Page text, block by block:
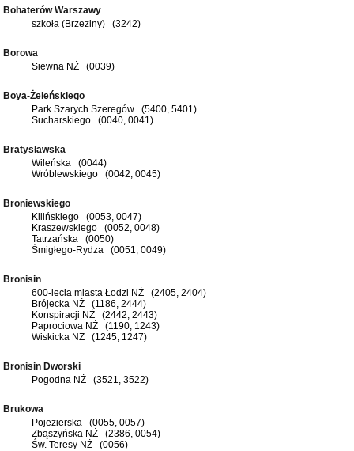
Bohaterów Warszawy
szkoła (Brzeziny) (3242)
Borowa
Siewna NŻ (0039)
Boya-Żeleńskiego
Park Szarych Szeregów (5400, 5401)
Sucharskiego (0040, 0041)
Bratysławska
Wileńska (0044)
Wróblewskiego (0042, 0045)
Broniewskiego
Kilińskiego (0053, 0047)
Kraszewskiego (0052, 0048)
Tatrzańska (0050)
Śmigłego-Rydza (0051, 0049)
Bronisin
600-lecia miasta Łodzi NŻ (2405, 2404)
Brójecka NŻ (1186, 2444)
Konspiracji NŻ (2442, 2443)
Paprociowa NŻ (1190, 1243)
Wiskicka NŻ (1245, 1247)
Bronisin Dworski
Pogodna NŻ (3521, 3522)
Brukowa
Pojezierska (0055, 0057)
Zbąszyńska NŻ (2386, 0054)
Św. Teresy NŻ (0056)